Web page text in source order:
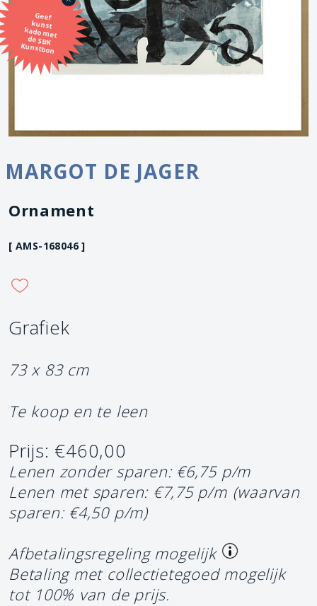
Geef
kunst
kado met
de SBK
Kunstbon
MARGOT DE JAGER
Ornament
[ AMS-168046 ]
Grafiek
73 x 83 cm
Te koop en te leen
Prijs: €460,00
Lenen zonder sparen: €6,75 p/m
Lenen met sparen: €7,75 p/m (waarvan
sparen: €4,50 p/m)
Afbetalingsregeling mogelijk
Betaling met collectietegoed mogelijk
tot 100% van de prijs.